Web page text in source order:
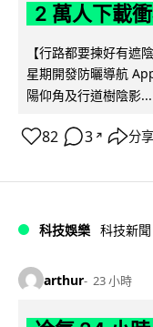
2 萬人下載
【行路都要揀好有遮
星期開發防曬導航
陽仰角及行道樹陰影...
82 3 ↗ 分享
科技娛樂 科技新聞
arthur 23 小時